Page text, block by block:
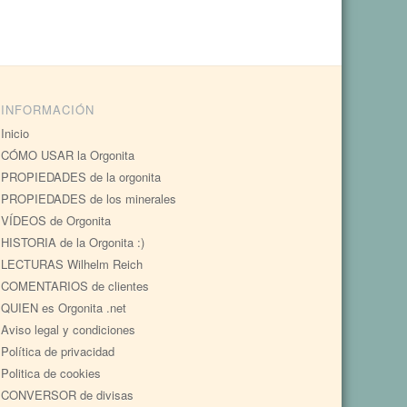
INFORMACIÓN
Inicio
CÓMO USAR la Orgonita
PROPIEDADES de la orgonita
PROPIEDADES de los minerales
VÍDEOS de Orgonita
HISTORIA de la Orgonita :)
LECTURAS Wilhelm Reich
COMENTARIOS de clientes
QUIEN es Orgonita .net
Aviso legal y condiciones
Política de privacidad
Politica de cookies
CONVERSOR de divisas